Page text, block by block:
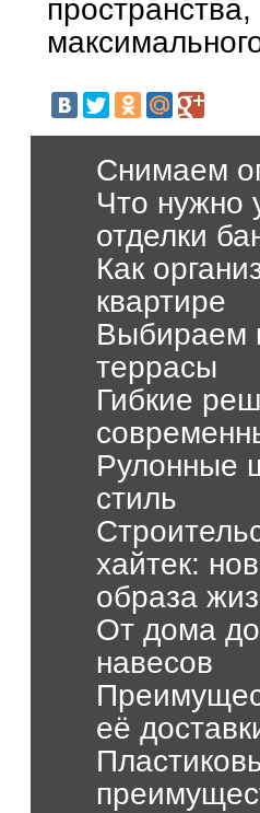
Снимаем
Что нужно
отделки
Как
квартире
Выбираем
террасы
Гибкие
Рулонные
стиль
хайтек:
образа
От дома
навесов
её